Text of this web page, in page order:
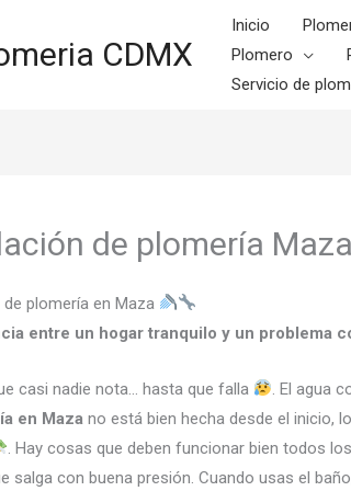
CDMX
Inicio
Plomero
Servicio de
de plomería Maza
plomería en Maza
entre un hogar tranquilo y un problema
casi nadie nota… hasta que falla . El agua
en Maza no está bien hecha desde el inicio,
. Hay cosas que deben funcionar bien todos
salga con buena presión. Cuando usas el